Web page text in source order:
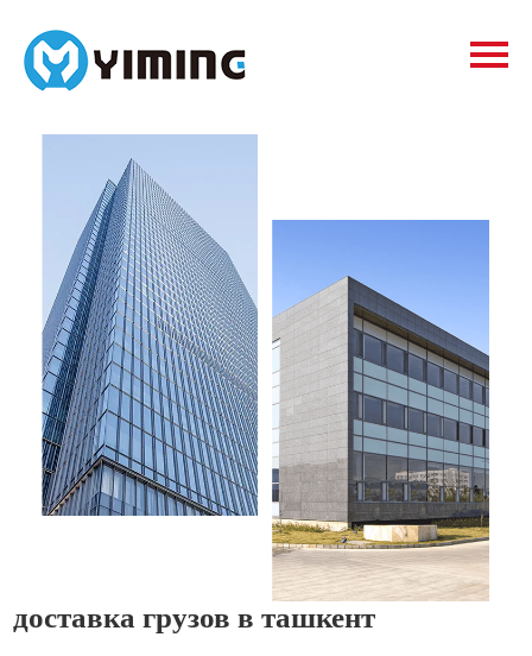
Tags
видео
доставка грузов в ташкент